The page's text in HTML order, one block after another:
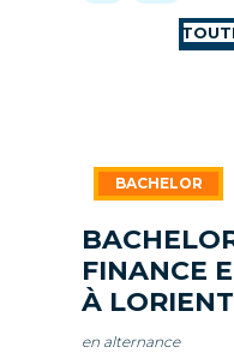
FINANCE
À LORIENT
en alternance